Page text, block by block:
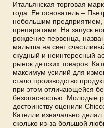
Итальянская торговая
года. Ее основатель –
небольшим
препаратами. На запуск
рождение первенца,
малыша на свет
скудный и неинтересный
рынок детских товаров.
максимум усилий для
стало производство
при этом отличающейся
безопасностью. Молодые
достоинству оценили
Кателли изначально
сколько из-за большой